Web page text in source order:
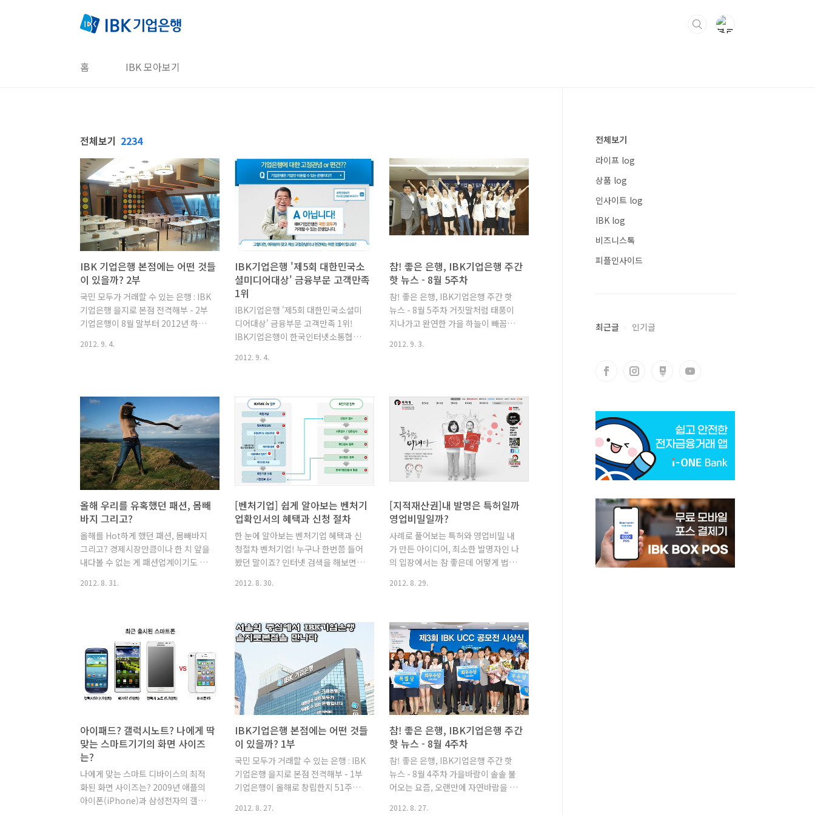
홈 IBK 모아보기
전체보기 2234
IBK 기업은행 본점에는 어떤 것들
이 있을까? 2부
국민 모두가 거래할 수 있는 은행 : IBK
기업은행 을지로 본점 전격해부 - 2부
기업은행이 8월 말부터 2012년 하반
업은행에 입사하고 싶은 분들이 가장
터 지하 주차장과 헬스 등 복지 공간,
또 계단이 어떻게 재발견되었는지, 마
지막으로 제가 근무하고 있는 '스마트
금융부'의 모습까지 속내를 보여드렸
는데요. 오늘은 좀더 흥미로울만한 것
들을 보여드리겠습니다. 1. 바쁜 일상
을 달래주는 곳, 직원식당! "밥먹고 합
19층에는 모든 이들이 궁금해할 직원
식당이 있습니다. 이곳에서는 조식, 중
식, 석식이 매일 제공되고 있으며 특
히..
2012. 9. 4.
IBK기업은행 '제5회 대한민국소
셜미디어대상' 금융부문 고객만족
1위
IBK기업은행 '제5회 대한민국소셜미
디어대상' 금융부문 고객만족 1위!
IBK기업은행이 한국인터넷소통협회
어대상·대한민국인터넷소통대상' 에
터 8월 14일까지 한국인터넷소통협
회, 방송통신위원회, 지식경제부가 기
업(기관)을 대상으로 소셜미디어와 웹
기반의 커뮤니케이션 도구를 활용하여
고객과 소통 잘하는 신뢰받는 기업(관)
을 조사한 결과 IBK기업은행이 금융부
문 소셜미디어 경쟁력에서 당당히 1위
정 수준이상 기업 195개와 기관 139
개를 대상으로 평가한 것이기에 비교
우위에 있어 경쟁력을 확보했다고 할
수 있는데요. 블로그, 트위터, 페이스
북, 웹사이트 등에서 타 금융 ..
2012. 9. 4.
참! 좋은 은행, IBK기업은행 주간
핫 뉴스 - 8월 5주차
참! 좋은 은행, IBK기업은행 주간 핫
뉴스 - 8월 5주차 거짓말처럼 태풍이
지나가고 완연한 가을 하늘이 빼꼼히
에 여러분은 무엇을 하고 싶으세요? 다
가을 날씨가 짧아지고 있으니까
요!^_^ 이번 주도 IBK기업은행 핫 뉴
스와 함께 힘찬 한 주 만드시길 기원하
면서 새로운 소식 알려드립니다. 핫뉴
스 1. IBK기업은행, 중소기업 근로자
자녀에 장학금 IBK기업은행은 8월 30
일 서울 을지로 기업은해 본점에서 산
소기업 근로자 자녀들에게 장학금 7억
원을 전달했습니다. 이날 장학금을 전
달받은 대상은 대학생 266명과 고등
학..
2012. 9. 3.
올해 우리를 유혹했던 패션, 몸빼
바지 그리고?
올해를 Hot하게 했던 패션, 몸빼바지
그리고? 경제시장만큼이나 한 치 앞을
내다볼 수 없는 게 패션업계이기도 합
에 민감하기 때문이죠. 흔히들 경제가
촉발된 경제불황은 실용성이 강조된
디자인을 대두시키는 원인으로 작용하
지 않았나 싶습니다. 그렇다면 올해 우
리를 실용적인 패션으로 이끈 아이템
은 어떤 게 있을까요? HOT Theme
그 세번째 이야기! 올해의 핫 패션, 다
해 패션을 거론하니 감이 딱 오시죠?
맞습니다. 국민학교(지금은 초등학교
지만) 시절, 시골 할머니댁에 가면 으
레 볼 수 있었던 '몸빼바지' 이야기를
하려..
2012. 8. 31.
[벤처기업] 쉽게 알아보는 벤처기
업확인서의 혜택과 신청 절차
한 눈에 알아보는 벤처기업 혜택과 신
청절차 벤처기업! 누구나 한번쯤 들어
봤던 말이죠? 인터넷 검색을 해보면
여 사업에 도전하는 기술집약형 중소
치법'의 '번체기업의 요건(벤처투자기
업, 연구개발기업, 기술평가보증기업,
기술평가대출기업, 예비벤처기업 중 1
가지를 만족)'을 충족한 기업에게 벤처
기업 확인서를 발급하고 있습니다. 이
런 벤처기업은 벤처기업인증과 벤처기
업등록을 하면 몇 가지 혜택을 받을 수
건, 인증 절차에 대해 알아보겠습니다.
첫째, 벤처기업의 주요 혜택 창업분야
는 교수·연구원이 벤처기업의 임직원
으로 근무시 휴·겸직 허용하며, 벤처기
업에 대한 현물출자 대상에 특..
2012. 8. 30.
[지적재산권]내 발명은 특허일까
영업비밀일까?
사례로 풀어보는 특허와 영업비밀 내
가 만든 아이디어, 최소한 발명자인 나
의 입장에서는 참 좋은데 어떻게 법적
법률적인 입장에서 정리해 보자면, 이
으로 정리할 수 있습니다. 우선 여기서
시작되는 문제는 특허와 영업비밀이
공존할 수 없다는 데에서부터 시작하
게 됩니다. 특허는 해당 기술의 공개를
전제로 일정한 기간(특허출원일로부
터 최대 20년이며, 의약발명과 같이 특
수한 발명의 경우 5년의 범위 내에서
권을 법적으로 보호받는 반면, 영업비
밀의 경우 비밀유지(비공개)를 전제로
무단유출에 대한 손해배상이나 형사처
벌 수단 등을 강구할 수 있지만 제3자
가 독자적으로 개발한..
2012. 8. 29.
아이패드? 갤럭시노트? 나에게 딱
맞는 스마트기기의 화면 사이즈
는?
나에게 맞는 스마트 디바이스의 최적
화된 화면 사이즈는? 2009년 애플의
아이폰(iPhone)과 삼성전자의 갤럭
IBK기업은행 본점에는 어떤 것들
이 있을까? 1부
국민 모두가 거래할 수 있는 은행 : IBK
기업은행 을지로 본점 전격해부 - 1부
기업은행이 올해로 창립한지 51주년
2012. 8. 27.
참! 좋은 은행, IBK기업은행 주간
핫 뉴스 - 8월 4주차
참! 좋은 은행, IBK기업은행 주간 핫
뉴스 - 8월 4주차 가을바람이 솔솔 불
어오는 요즘, 오랜만에 자연바람을 맞
2012. 8. 27.
전체보기
라이프 log
상품 log
인사이트 log
IBK log
비즈니스톡
피플인사이드
최근글 인기글